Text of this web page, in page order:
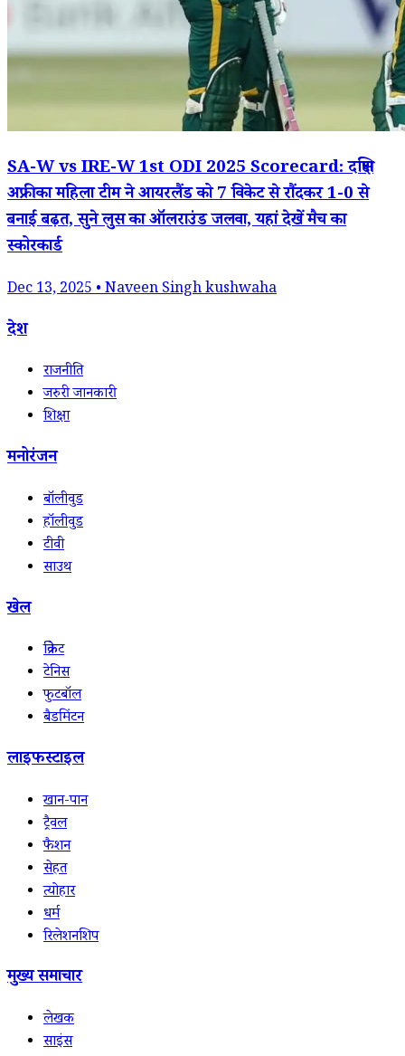
SA-W vs IRE-W 1st ODI 2025 Scorecard: दक्षिण
अफ्रीका महिला टीम ने आयरलैंड को 7 विकेट से रौंदकर 1-0 से
बनाई बढ़त, सुने लुस का ऑलराउंड जलवा, यहां देखें मैच का
स्कोरकार्ड
Dec 13, 2025 • Naveen Singh kushwaha
देश
राजनीति
जरुरी जानकारी
शिक्षा
मनोरंजन
बॉलीवुड
हॉलीवुड
टीवी
साउथ
खेल
क्रिकेट
टेनिस
फुटबॉल
बैडमिंटन
लाइफस्टाइल
खान-पान
ट्रैवल
फैशन
सेहत
त्योहार
धर्म
रिलेशनशिप
मुख्य समाचार
लेखक
साइंस